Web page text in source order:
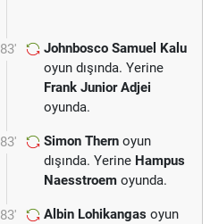
83'
Johnbosco Samuel Kalu
oyun dışında. Yerine
Frank Junior Adjei
oyunda.
83' Simon Thern oyun
dışında. Yerine Hampus
Naesstroem oyunda.
83' Albin Lohikangas oyun